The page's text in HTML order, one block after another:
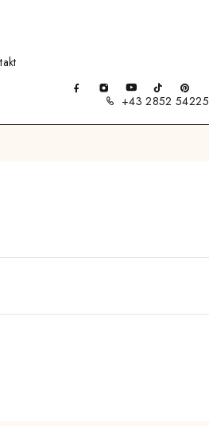
+43 2852 54225